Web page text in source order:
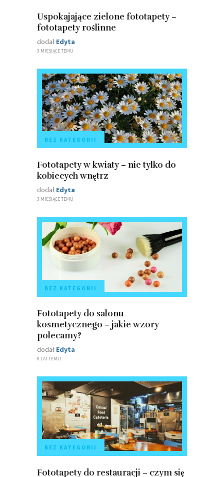
Uspokajające zielone fototapety –
fototapety roślinne
dodał Edyta
3 MIESIĄCE TEMU
BEZ KATEGORII
Fototapety w kwiaty – nie tylko do
kobiecych wnętrz
dodał Edyta
3 MIESIĄCE TEMU
BEZ KATEGORII
Fototapety do salonu
kosmetycznego – jakie wzory
polecamy?
dodał Edyta
8 LAT TEMU
BEZ KATEGORII
Fototapety do restauracji – czym się